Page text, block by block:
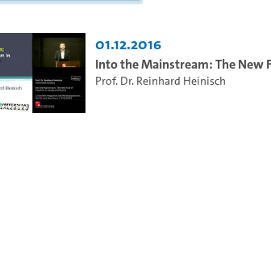
01.12.2016
Into the Mainstream: The New
Prof. Dr. Reinhard Heinisch